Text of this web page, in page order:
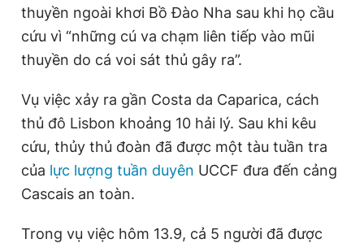
Đặt báo Quảng cáo RSS Tòa soạn Chính sách bảo
Tổng biên tập: Nguyễn Ngọc Toàn
Phó tổng biên tập thường trực: Hải Thành
Phó tổng biên tập: Lâm Hiếu Dũng
Tổng thư ký tòa soạn: Đức Trung
Giấy phép xuất bản số 110/GP - BTTTT cấp ngày 24.3.2020
© 2003-2026 Bản quyền thuộc về Báo Thanh Niên. Cấm sao
chép dưới mọi hình thức nếu không có sự chấp thuận bằng văn
bản. Phát triển bởi ePi Technologies, JSC.
thuyền ngoài khơi Bồ Đào Nha sau khi họ cầu
cứu vì “những cú va chạm liên tiếp vào mũi
thuyền do cá voi sát thủ gây ra”.
Vụ việc xảy ra gần Costa da Caparica, cách
thủ đô Lisbon khoảng 10 hải lý. Sau khi kêu
cứu, thủy thủ đoàn đã được một tàu tuần tra
của lực lượng tuần duyên UCCF đưa đến cảng
Cascais an toàn.
Trong vụ việc hôm 13.9, cả 5 người đã được